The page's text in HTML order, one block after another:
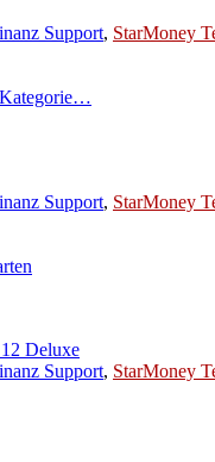
Support, StarMoney
Kategorie…
Support, StarMoney
Deluxe
Support, StarMoney